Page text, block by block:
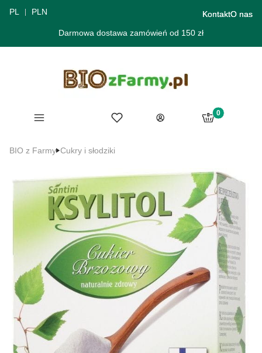
PL PLN KontaktO nas
Darmowa dostawa zamówień od 150 zł
Menu Ulubione
Zaloguj się
Produkty w
Koszyk
BIO z Farmy Cukry i słodziki